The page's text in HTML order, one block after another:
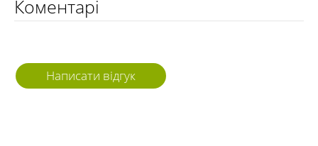
Коментарі
Написати відгук